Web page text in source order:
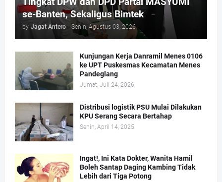
se-Banten, Sekaligus Bimtek
by Jagat Antero - Senin, Agustus 03, 2026
Kunjungan Kerja Danramil Menes 0106
ke UPT Puskesmas Kecamatan Menes
Pandeglang
Jumat, Juli 24, 2026
Distribusi logistik PSU Mulai Dilakukan
KPU Serang Secara Bertahap
Senin, April 14, 2025
Ingat!, Ini Kata Dokter, Wanita Hamil
Boleh Santap Daging Kambing Tidak
Lebih dari Tiga Potong